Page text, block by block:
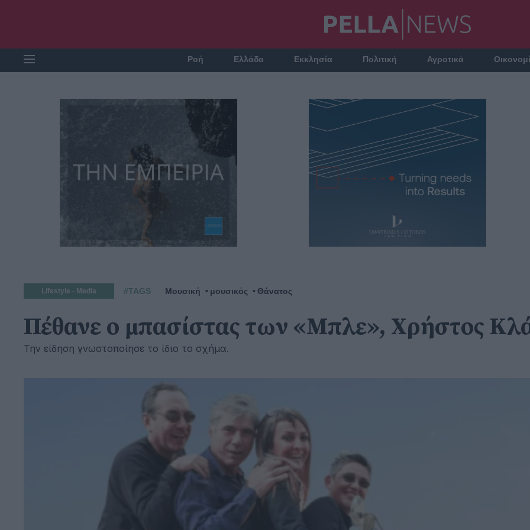
Ροή Ελλάδα Εκκλησία Πολιτική Αγροτικά
Lifestyle - Media #TAGS Μουσική μουσικός Θάνατος
Πέθανε ο μπασίστας των «Μπλε», Χρήστος
Την είδηση γνωστοποίησε το ίδιο το σχήμα.